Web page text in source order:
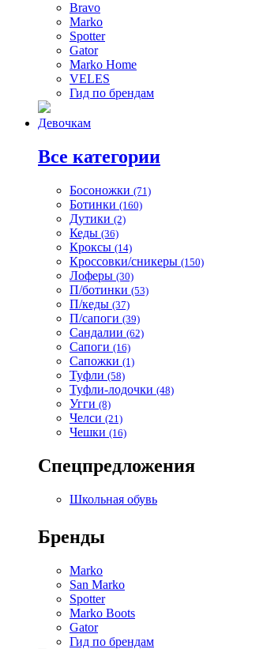
Bravo
Marko
Spotter
Gator
Marko Home
VELES
Гид по брендам
Девочкам
Все категории
Босоножки (71)
Ботинки (160)
Дутики (2)
Кеды (36)
Кроксы (14)
Кроссовки/сникеры (150)
Лоферы (30)
П/ботинки (53)
П/кеды (37)
П/сапоги (39)
Сандалии (62)
Сапоги (16)
Сапожки (1)
Туфли (58)
Туфли-лодочки (48)
Угги (8)
Челси (21)
Чешки (16)
Спецпредложения
Школьная обувь
Бренды
Marko
San Marko
Spotter
Marko Boots
Gator
Гид по брендам